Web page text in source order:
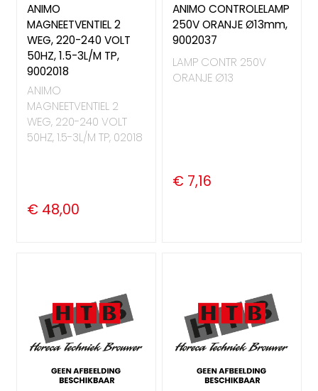
ANIMO
MAGNEETVENTIEL 2
WEG, 220-240 VOLT
50HZ, 1.5-3L/M TP,
9002018
ANIMO
MAGNEETVENTIEL 2
WEG, 220-240 VOLT
50HZ, 1.5-3L/M TP, 02018
€ 48,00
ANIMO CONTROLELAMP
250V ORANJE Ø13mm,
9002037
LAMP CONTR 250V
ORANJE Ø13
€ 7,16